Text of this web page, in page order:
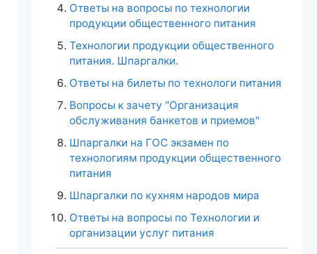
Ответы на вопросы по технологии
продукции общественного питания
Технологии продукции общественного
питания. Шпаргалки.
Ответы на билеты по технологи питания
Вопросы к зачету "Организация
обслуживания банкетов и приемов"
Шпаргалки на ГОС экзамен по
технологиям продукции общественного
питания
Шпаргалки по кухням народов мира
Ответы на вопросы по Технологии и
организации услуг питания